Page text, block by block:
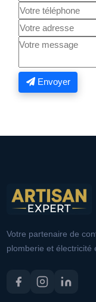
Envoyer
Votre partenaire de
plomberie et électricité